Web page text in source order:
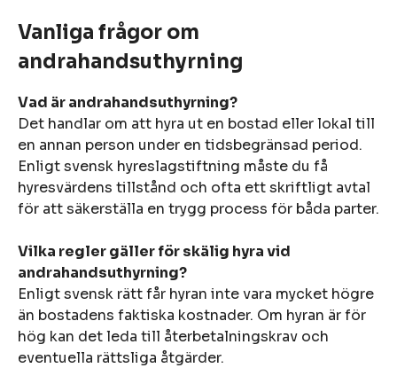
Vanliga frågor om
andrahandsuthyrning
Vad är andrahandsuthyrning?
Det handlar om att hyra ut en bostad eller lokal till
en annan person under en tidsbegränsad period.
Enligt svensk hyreslagstiftning måste du få
hyresvärdens tillstånd och ofta ett skriftligt avtal
för att säkerställa en trygg process för båda parter.
Vilka regler gäller för skälig hyra vid
andrahandsuthyrning?
Enligt svensk rätt får hyran inte vara mycket högre
än bostadens faktiska kostnader. Om hyran är för
hög kan det leda till återbetalningskrav och
eventuella rättsliga åtgärder.